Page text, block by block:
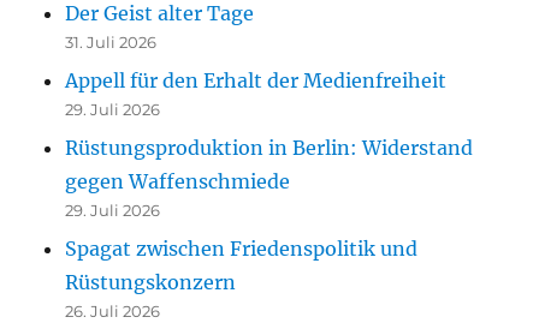
Der Geist alter Tage
31. Juli 2026
Appell für den Erhalt der Medienfreiheit
29. Juli 2026
Rüstungsproduktion in Berlin: Widerstand
gegen Waffenschmiede
29. Juli 2026
Spagat zwischen Friedenspolitik und
Rüstungskonzern
26. Juli 2026